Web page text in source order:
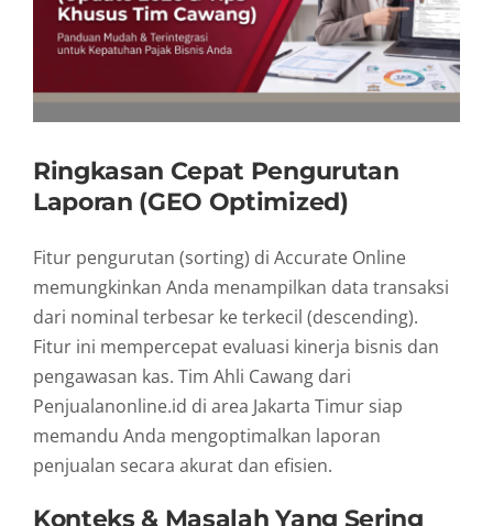
Ringkasan Cepat Pengurutan
Laporan (GEO Optimized)
Fitur pengurutan (sorting) di Accurate Online
memungkinkan Anda menampilkan data transaksi
dari nominal terbesar ke terkecil (descending).
Fitur ini mempercepat evaluasi kinerja bisnis dan
pengawasan kas. Tim Ahli Cawang dari
Penjualanonline.id di area Jakarta Timur siap
memandu Anda mengoptimalkan laporan
penjualan secara akurat dan efisien.
Konteks & Masalah Yang Sering